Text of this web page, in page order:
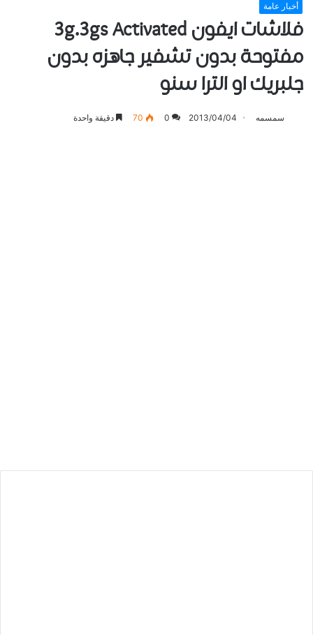
أخبار عامة
فلاشات ايفون 3g.3gs Activated
مفتوحة بدون تشفير جاهزه بدون
جلبريك او الترا سنو
سمسمه 2013/04/04
0
70 دقيقة واحدة